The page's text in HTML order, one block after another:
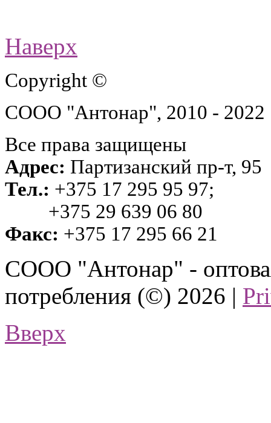
Наверх
Copyright ©
СООО "Антонар", 2010 - 2022
Все права защищены
Адрес: Партизанский пр-т, 95
Тел.: +375 17 295 95 97;
+375 29 639 06 80
Факс: +375 17 295 66 21
СООО "Антонар" -
потребления (©) 2026 |
Вверх